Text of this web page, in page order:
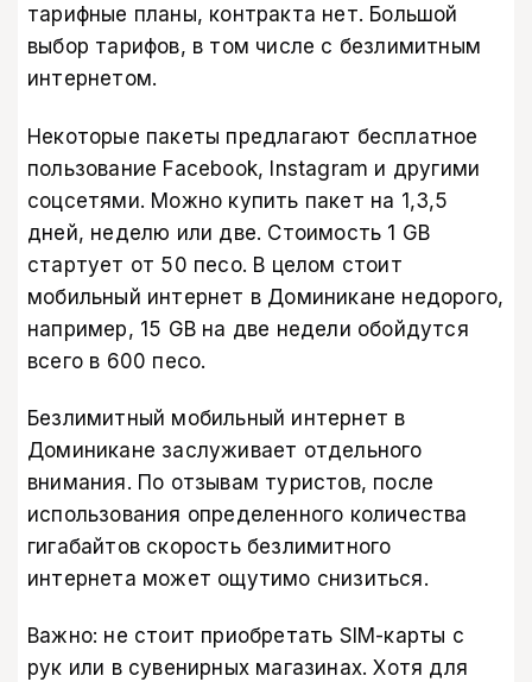
тарифные планы, контракта нет. Большой
выбор тарифов, в том числе с безлимитным
интернетом.
Некоторые пакеты предлагают бесплатное
пользование Facebook, Instagram и другими
соцсетями. Можно купить пакет на 1,3,5
дней, неделю или две. Стоимость 1 GB
стартует от 50 песо. В целом стоит
мобильный интернет в Доминикане недорого,
например, 15 GB на две недели обойдутся
всего в 600 песо.
Безлимитный мобильный интернет в
Доминикане заслуживает отдельного
внимания. По отзывам туристов, после
использования определенного количества
гигабайтов скорость безлимитного
интернета может ощутимо снизиться.
Важно: не стоит приобретать SIM-карты с
рук или в сувенирных магазинах. Хотя для